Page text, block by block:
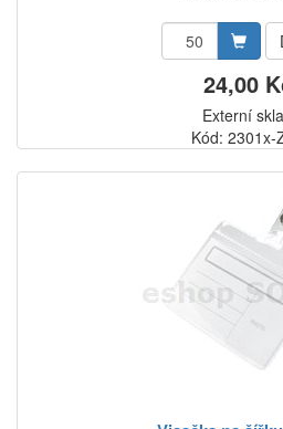
24,00
Externí
Kód: 2301x-